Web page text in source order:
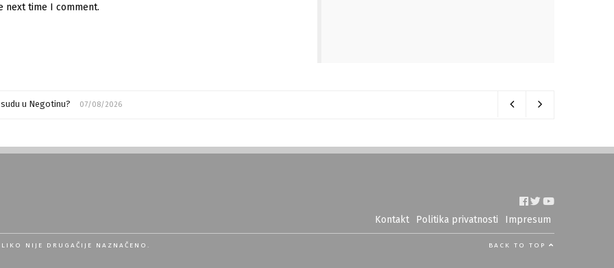
next time I comment.
u Negotinu? 07/08/2026
Kontakt Politika privatnosti Impresum
NIJE DRUGAČIJE NAZNAČENO. BACK TO TOP